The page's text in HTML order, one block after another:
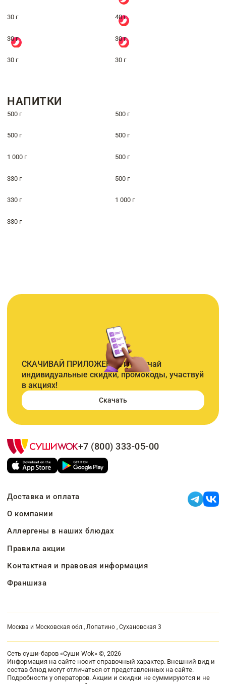
30 г 40 г
30 г 30 г
30 г 30 г
НАПИТКИ
500 г 500 г
500 г 500 г
1 000 г 500 г
330 г 500 г
330 г 1 000 г
330 г
СКАЧИВАЙ ПРИЛОЖЕНИЕ и получай
индивидуальные скидки, промокоды, участвуй
в акциях!
Скачать
+7 (800) 333-05-00
Доставка и оплата
О компании
Аллергены в наших блюдах
Правила акции
Контактная и правовая информация
Франшиза
Москва и Московская обл., Лопатино , Сухановская 3
Сеть суши-баров «Суши Wok» ©, 2026
Информация на сайте носит справочный характер. Внешний вид и
состав блюд могут отличаться от представленных на сайте.
Подробности у операторов. Акции и скидки не суммируются и не